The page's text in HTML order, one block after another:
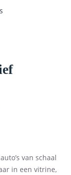
van schaal
in een vitrine,